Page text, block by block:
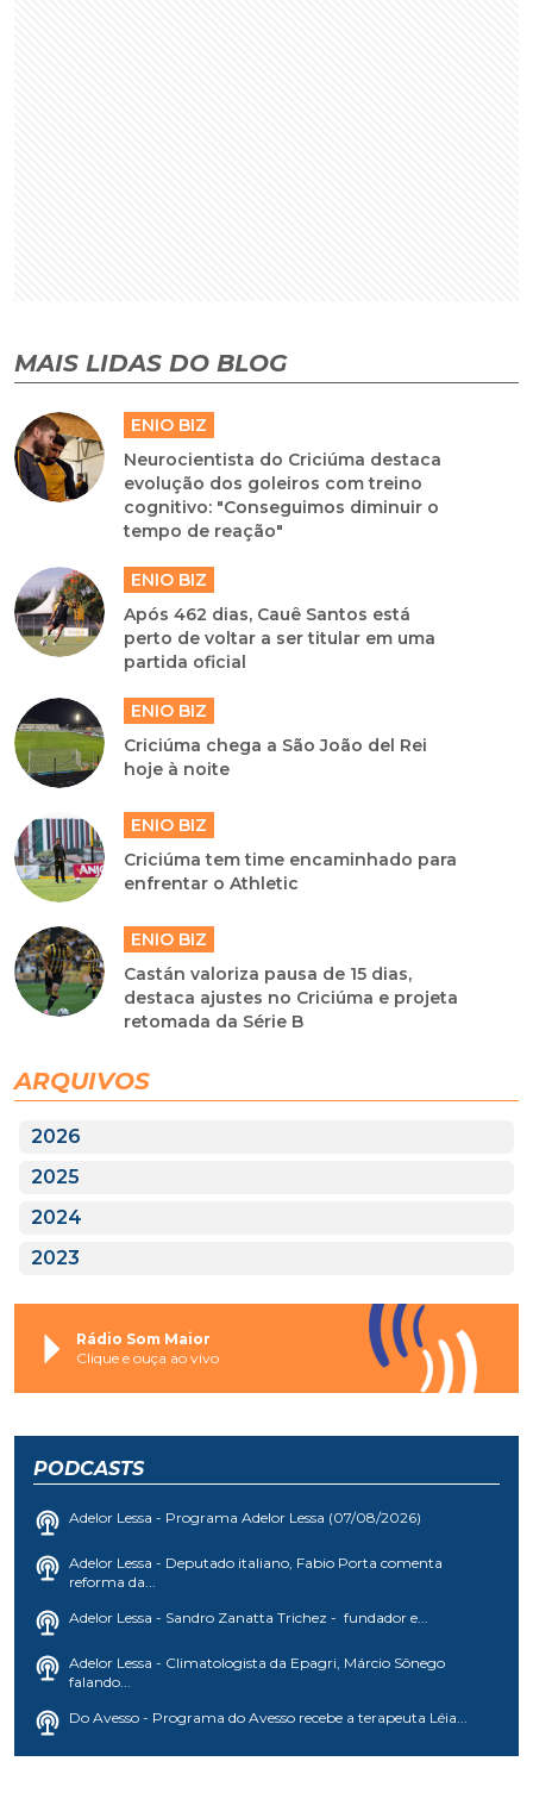
MAIS LIDAS DO BLOG
ENIO BIZ
Neurocientista do Criciúma destaca
evolução dos goleiros com treino
cognitivo: "Conseguimos diminuir o
tempo de reação"
ENIO BIZ
Após 462 dias, Cauê Santos está
perto de voltar a ser titular em uma
partida oficial
ENIO BIZ
Criciúma chega a São João del Rei
hoje à noite
ENIO BIZ
Criciúma tem time encaminhado para
enfrentar o Athletic
ENIO BIZ
Castán valoriza pausa de 15 dias,
destaca ajustes no Criciúma e projeta
retomada da Série B
ARQUIVOS
2026
2025
2024
2023
Rádio Som Maior
Clique e ouça ao vivo
PODCASTS
Adelor Lessa - Programa Adelor Lessa (07/08/2026)
Adelor Lessa - Deputado italiano, Fabio Porta comenta
reforma da...
Adelor Lessa - Sandro Zanatta Trichez - fundador e...
Adelor Lessa - Climatologista da Epagri, Márcio Sônego
falando...
Do Avesso - Programa do Avesso recebe a terapeuta Léia...